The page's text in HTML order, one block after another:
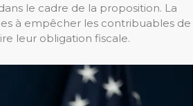
le cadre de la proposition. La
à empêcher les contribuables de
leur obligation fiscale.